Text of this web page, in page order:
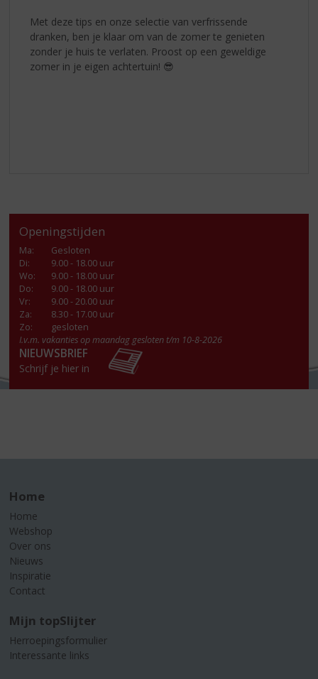
Met deze tips en onze selectie van verfrissende
dranken, ben je klaar om van de zomer te genieten
zonder je huis te verlaten. Proost op een geweldige
zomer in je eigen achtertuin! 😎
Openingstijden
Ma:
Gesloten
Di:
9.00 - 18.00 uur
Wo:
9.00 - 18.00 uur
Do:
9.00 - 18.00 uur
Vr:
9.00 - 20.00 uur
Za:
8.30 - 17.00 uur
Zo:
gesloten
I.v.m. vakanties op maandag gesloten t/m 10-8-2026
NIEUWSBRIEF
Schrijf je hier in
Home
Home
Webshop
Over ons
Nieuws
Inspiratie
Contact
Mijn topSlijter
Herroepingsformulier
Interessante links